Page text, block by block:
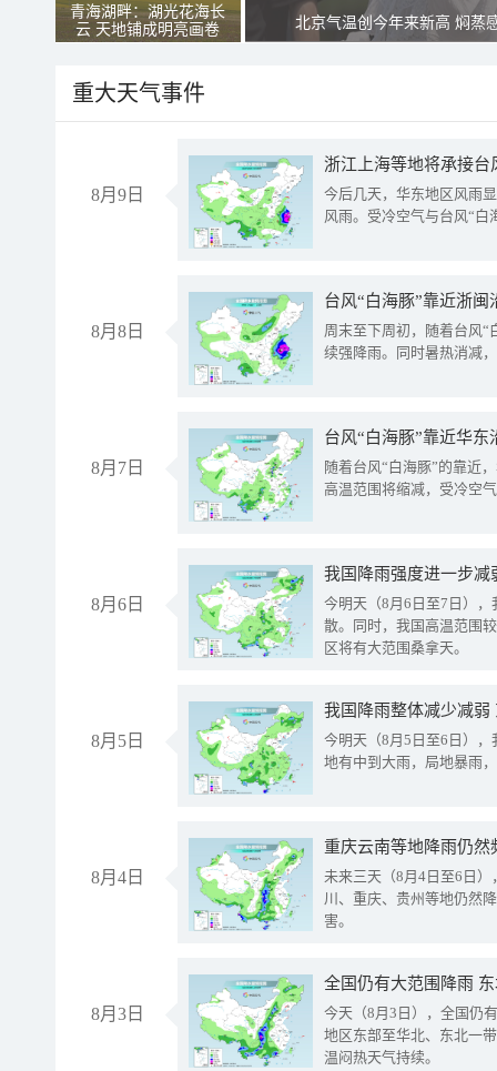
青海湖畔：湖光花海长
云 天地铺成明亮画卷
北京气温创今年来新高 焖蒸
重大天气事件
8月9日
浙江上海等地将承接台
今后几天，华东地区风雨
风雨。受冷空气与台风“白
8月8日
台风“白海豚”靠近浙
周末至下周初，随着台风“
续强降雨。同时暑热消减
8月7日
台风“白海豚”靠近华
随着台风“白海豚”的靠近
高温范围将缩减，受冷空
8月6日
今明天（8月6日至7日）
散。同时，我国高温范围
区将有大范围桑拿天。
8月5日
我国降雨整体减少减弱
今明天（8月5日至6日）
地有中到大雨，局地暴雨
8月4日
重庆云南等地降雨仍然
未来三天（8月4日至6日
川、重庆、贵州等地仍然
害。
8月3日
全国仍有大范围降雨
今天（8月3日），全国仍
地区东部至华北、东北一
温闷热天气持续。